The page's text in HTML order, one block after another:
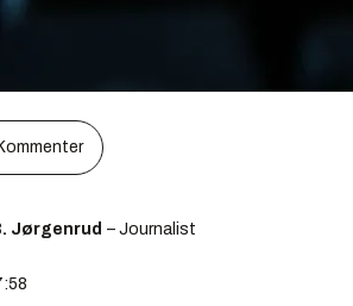
Jørgenrud – Journalist